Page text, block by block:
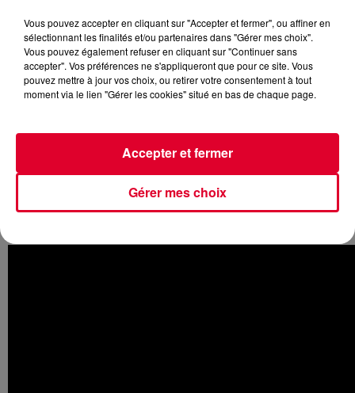
planétaire, le duo américain dévoile une vidéo pour le titre
avec une multitude de photos des deux producteurs.
C’est l’un d’eux,
. Et
c’est aussi lui que l’on entend surHonest
devrait être le prochain single desChainsmokerset on
Vous pouvez accepter en cliquant sur "Accepter et fermer", ou affiner en
sélectionnant les finalités et/ou partenaires dans "Gérer mes choix".
Vous pouvez également refuser en cliquant sur "Continuer sans
accepter". Vos préférences ne s'appliqueront que pour ce site. Vous
pouvez mettre à jour vos choix, ou retirer votre consentement à tout
moment via le lien "Gérer les cookies" situé en bas de chaque page.
Gérer mes choix
Accepter et fermer